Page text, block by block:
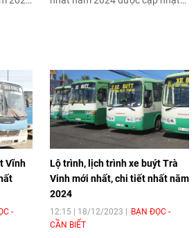
Vĩnh
-
Lộ trình, lịch trình xe buýt Trà
Vinh mới nhất, chi tiết nhất năm
2024
12:15 | 18/12/2023
BẠN ĐỌC -
CẦN BIẾT